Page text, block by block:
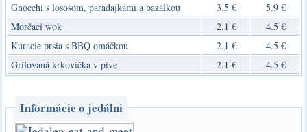
Gnocchi s lososom, paradajkami a bazalkou
3.5 €
5.9 €
Morčací wok
2.1 €
4.5 €
Kuracie prsia s BBQ omáčkou
2.1 €
4.5 €
Grilovaná krkovička v pive
2.1 € 4.5 €
Informácie o jedálni